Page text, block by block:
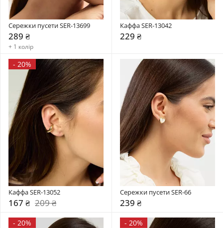
Сережки пусети SER-13699
289 ₴
+ 1 колір
Каффа SER-13042
229 ₴
- 20%
Каффа SER-13052
167 ₴ 209 ₴
Сережки пусети SER-66
239 ₴
- 20% - 20%